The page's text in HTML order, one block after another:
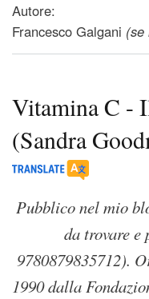
Autore:
Francesco Galgani (se
Vitamina C -
(Sandra
Pubblico nel mio
da trovare e
9780879835712).
1990 dalla